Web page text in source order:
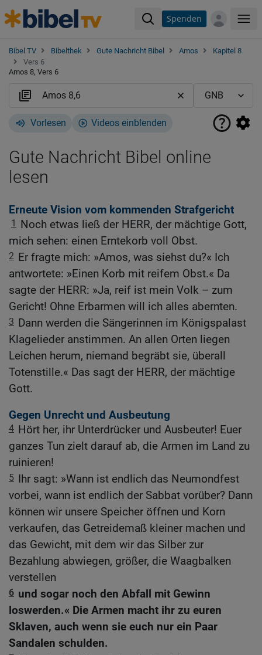
Spenden
Bibel TV Bibelthek Gute Nachricht Bibel Amos
Kapitel 8
Vers 6
Amos 8, Vers 6
Vorlesen Videos einblenden
Gute Nachricht Bibel online
lesen
Erneute Vision vom kommenden Strafgericht
1
Noch etwas ließ der HERR, der mächtige Gott,
mich sehen: einen Erntekorb voll Obst.
2 Er fragte mich: »Amos, was siehst du?« Ich
antwortete: »Einen Korb mit reifem Obst.« Da
sagte der HERR: »Ja, reif ist mein Volk – zum
Gericht! Ohne Erbarmen will ich alles abernten.
3 Dann werden die Sängerinnen im Königspalast
Klagelieder anstimmen. An allen Orten liegen
Leichen herum, niemand begräbt sie, überall
Totenstille.« Das sagt der HERR, der mächtige
Gott.
Gegen Unrecht und Ausbeutung
4 Hört her, ihr Unterdrücker und Ausbeuter! Euer
ganzes Tun zielt darauf ab, die Armen im Land zu
ruinieren!
5 Ihr sagt: »Wann ist endlich das Neumondfest
vorbei, wann ist endlich der Sabbat vorüber? Dann
können wir unsere Speicher öffnen und Korn
verkaufen, das Getreidemaß kleiner machen und
das Gewicht, mit dem wir das Silber zur
Bezahlung abwiegen, größer, die Waagbalken
verstellen
6 und sogar noch den Abfall mit Gewinn
loswerden.« Die Armen macht ihr zu euren
Sklaven, auch wenn sie euch nur ein Paar
Sandalen schulden.